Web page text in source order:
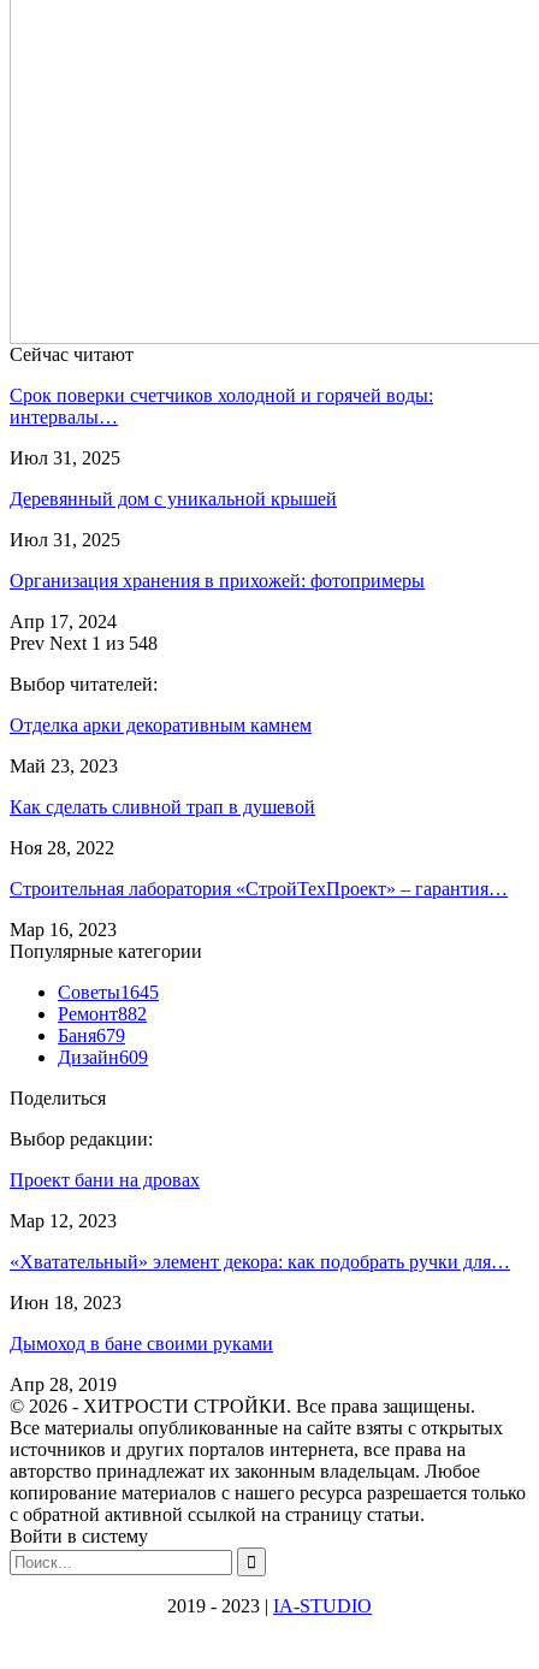
Сейчас читают
Срок поверки счетчиков холодной и горячей воды:
интервалы…
Июл 31, 2025
Деревянный дом с уникальной крышей
Июл 31, 2025
Организация хранения в прихожей: фотопримеры
Апр 17, 2024
Prev Next 1 из 548
Выбор читателей:
Отделка арки декоративным камнем
Май 23, 2023
Как сделать сливной трап в душевой
Ноя 28, 2022
Строительная лаборатория «СтройТехПроект» – гарантия…
Мар 16, 2023
Популярные категории
Советы1645
Ремонт882
Баня679
Дизайн609
Поделиться
Выбор редакции:
Проект бани на дровах
Мар 12, 2023
«Хватательный» элемент декора: как подобрать ручки для…
Июн 18, 2023
Дымоход в бане своими руками
Апр 28, 2019
© 2026 - ХИТРОСТИ СТРОЙКИ. Все права защищены.
Все материалы опубликованные на сайте взяты с открытых
источников и других порталов интернета, все права на
авторство принадлежат их законным владельцам. Любое
копирование материалов с нашего ресурса разрешается только
с обратной активной ссылкой на страницу статьи.
Войти в систему
2019 - 2023 | IA-STUDIO